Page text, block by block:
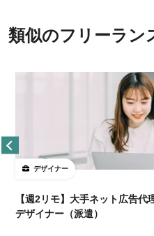
類似のフリーラン
デザイナー
【週2リモ】大手ネット広告
デザイナー（派遣）